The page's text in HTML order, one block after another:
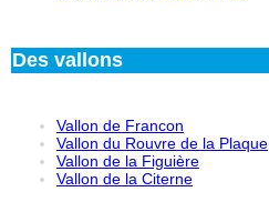
Des vallons
Vallon de Francon
Vallon du Rouvre de la Plaque
Vallon de la Figuière
Vallon de la Citerne